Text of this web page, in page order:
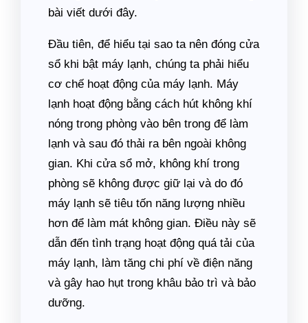
bài viết dưới đây.
Đầu tiên, để hiểu tại sao ta nên đóng cửa
sổ khi bật máy lạnh, chúng ta phải hiểu
cơ chế hoạt động của máy lạnh. Máy
lạnh hoạt động bằng cách hút không khí
nóng trong phòng vào bên trong để làm
lạnh và sau đó thải ra bên ngoài không
gian. Khi cửa sổ mở, không khí trong
phòng sẽ không được giữ lại và do đó
máy lạnh sẽ tiêu tốn năng lượng nhiều
hơn để làm mát không gian. Điều này sẽ
dẫn đến tình trạng hoạt động quá tải của
máy lạnh, làm tăng chi phí về điện năng
và gây hao hụt trong khâu bảo trì và bảo
dưỡng.